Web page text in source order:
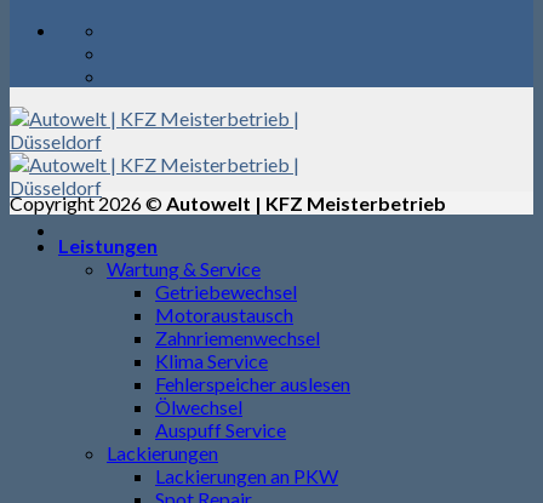
Copyright 2026 ©Autowelt | KFZ Meisterbetrieb
Leistungen
Wartung & Service
Getriebewechsel
Motoraustausch
Zahnriemenwechsel
Klima Service
Fehlerspeicher auslesen
Ölwechsel
Auspuff Service
Lackierungen
Lackierungen an PKW